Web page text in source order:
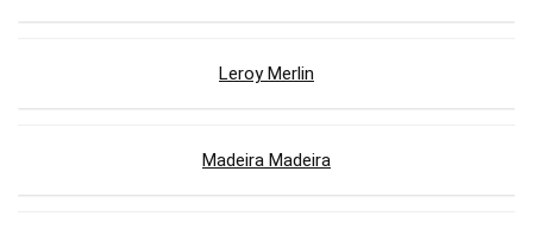
Leroy Merlin
Madeira Madeira